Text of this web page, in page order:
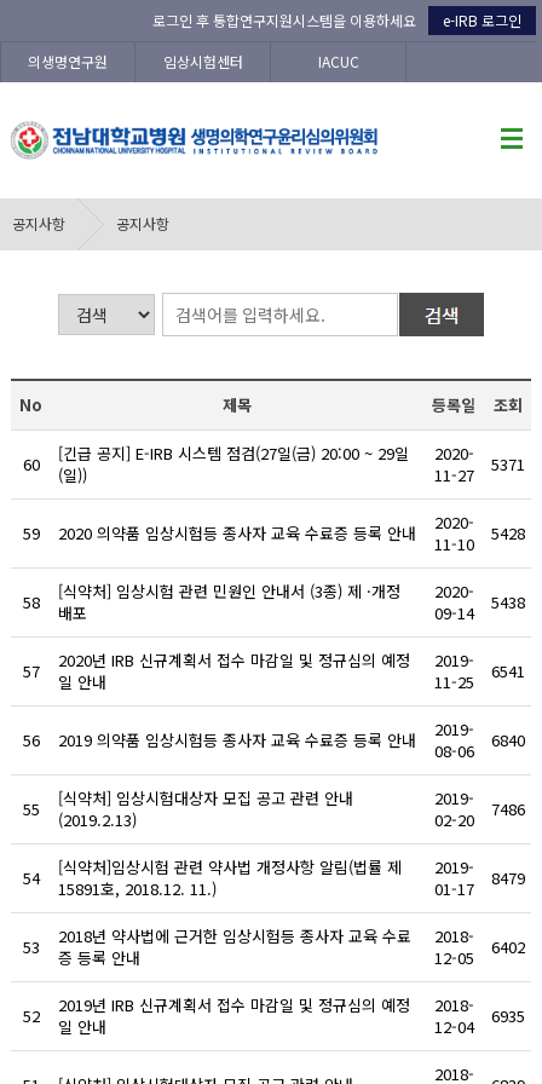
의생명연구원 임상시험센터 IACUC
로그인 후 통합연구지원시스템을 이용하세요 e-IRB 로그인
공지사항 공지사항
No 제목 등록일 조회
60
[긴급 공지] E-IRB 시스템 점검(27일(금) 20:00 ~ 29일
(일))
2020-
11-27
5371
59 2020 의약품 임상시험등 종사자 교육 수료증 등록 안내
2020-
11-10
5428
58
[식약처] 임상시험 관련 민원인 안내서 (3종) 제 ·개정
배포
2020-
09-14
5438
57
2020년 IRB 신규계획서 접수 마감일 및 정규심의 예정
일 안내
2019-
11-25
6541
56 2019 의약품 임상시험등 종사자 교육 수료증 등록 안내
2019-
08-06
6840
55
[식약처] 임상시험대상자 모집 공고 관련 안내
(2019.2.13)
2019-
02-20
7486
54
[식약처]임상시험 관련 약사법 개정사항 알림(법률 제
15891호, 2018.12. 11.)
2019-
01-17
8479
53
2018년 약사법에 근거한 임상시험등 종사자 교육 수료
증 등록 안내
2018-
12-05
6402
52
2019년 IRB 신규계획서 접수 마감일 및 정규심의 예정
일 안내
2018-
12-04
6935
2018-